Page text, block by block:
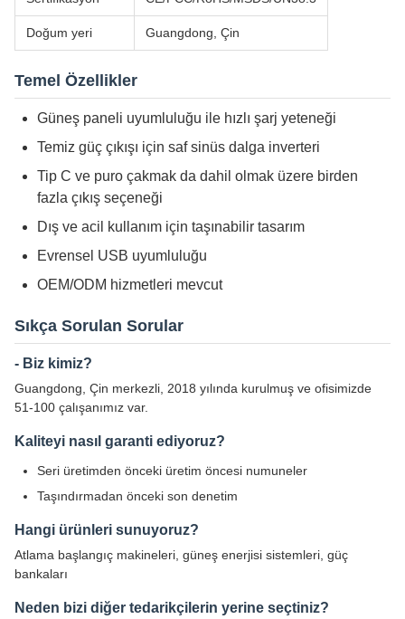
Doğum yeri Guangdong, Çin
Temel Özellikler
Güneş paneli uyumluluğu ile hızlı şarj yeteneği
Temiz güç çıkışı için saf sinüs dalga inverteri
Tip C ve puro çakmak da dahil olmak üzere birden
fazla çıkış seçeneği
Dış ve acil kullanım için taşınabilir tasarım
Evrensel USB uyumluluğu
OEM/ODM hizmetleri mevcut
Sıkça Sorulan Sorular
- Biz kimiz?
Guangdong, Çin merkezli, 2018 yılında kurulmuş ve ofisimizde
51-100 çalışanımız var.
Kaliteyi nasıl garanti ediyoruz?
Seri üretimden önceki üretim öncesi numuneler
Taşındırmadan önceki son denetim
Hangi ürünleri sunuyoruz?
Atlama başlangıç makineleri, güneş enerjisi sistemleri, güç
bankaları
Neden bizi diğer tedarikçilerin yerine seçtiniz?